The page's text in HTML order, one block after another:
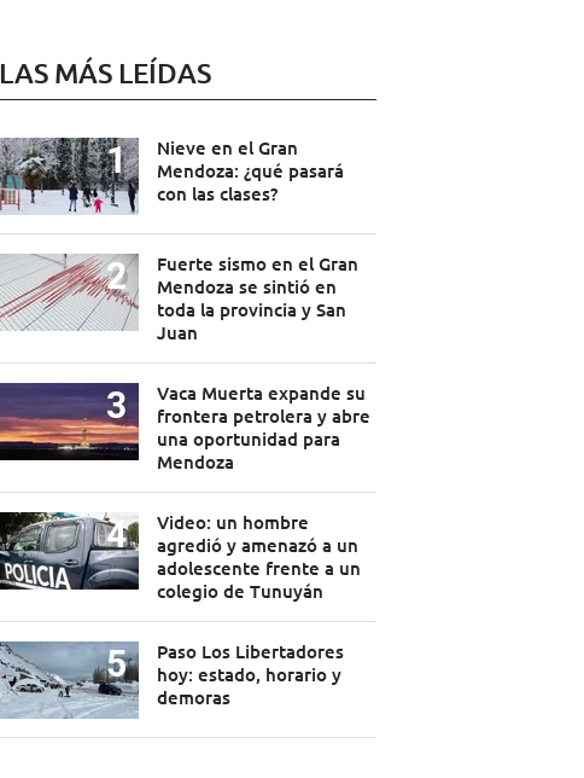
LAS MÁS LEÍDAS
Nieve en el Gran
Mendoza: ¿qué pasará
con las clases?
Fuerte sismo en el Gran
Mendoza se sintió en
toda la provincia y San
Juan
Vaca Muerta expande su
frontera petrolera y abre
una oportunidad para
Mendoza
Video: un hombre
agredió y amenazó a un
adolescente frente a un
colegio de Tunuyán
Paso Los Libertadores
hoy: estado, horario y
demoras